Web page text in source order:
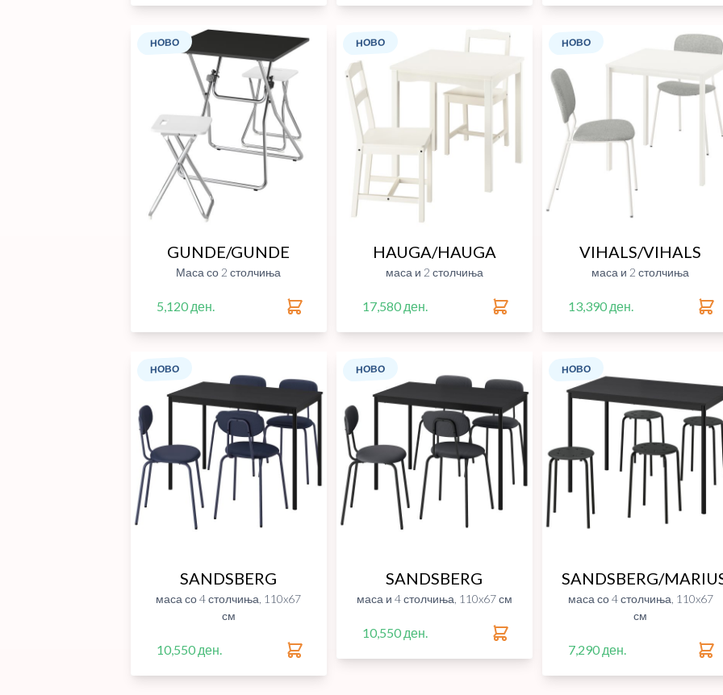
НОВО
GUNDE/GUNDE
Маса со 2 столчиња
5,120 ден.
НОВО
HAUGA/HAUGA
маса и 2 столчиња
17,580 ден.
НОВО
VIHALS/VIHALS
маса и 2 столчиња
13,390 ден.
НОВО
SANDSBERG
маса со 4 столчиња, 110x67
см
10,550 ден.
НОВО
SANDSBERG
маса и 4 столчиња, 110x67 см
10,550 ден.
НОВО
SANDSBERG/
маса со 4 столчиња, 110x67
см
7,290 ден.